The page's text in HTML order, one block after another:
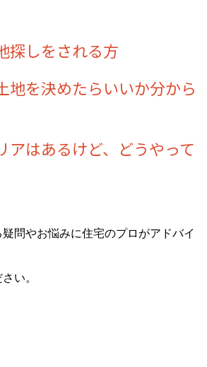
探しをされる方
地を決めたらいいか分から
アはあるけど、どうやって
問やお悩みに住宅のプロがアドバイ
い。